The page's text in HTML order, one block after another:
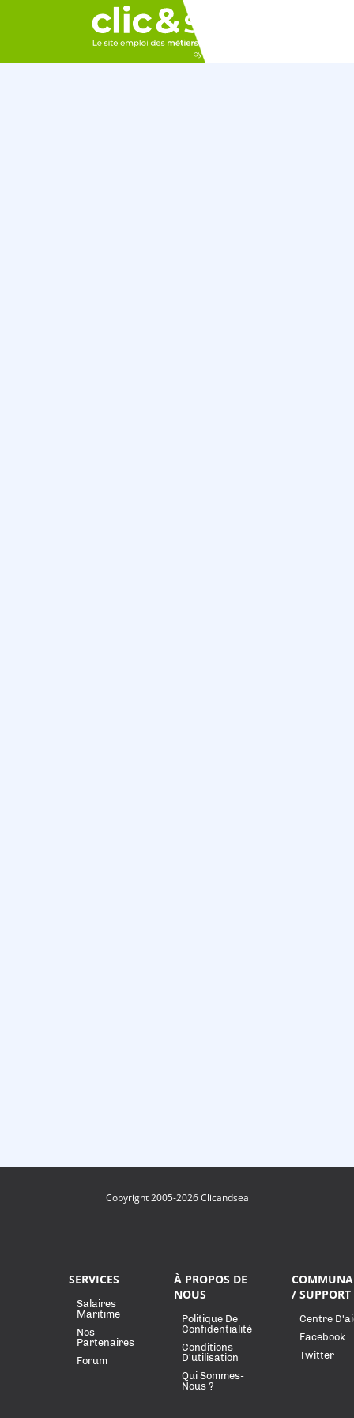
Copyright 2005-2026 Clicandsea
SERVICES
Salaires
Maritime
Nos
Partenaires
Forum
À PROPOS DE
NOUS
Politique De
Confidentialité
Conditions
D'utilisation
Qui Sommes-
Nous ?
/ SUPPORT
Centre
Facebook
Twitter